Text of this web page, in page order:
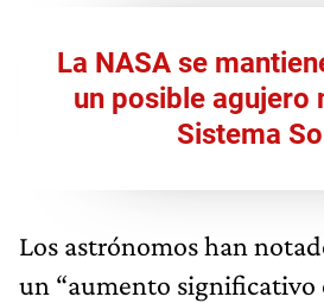
La NASA se
un posible agujero
Sistema
Los astrónomos han
un “aumento significativo